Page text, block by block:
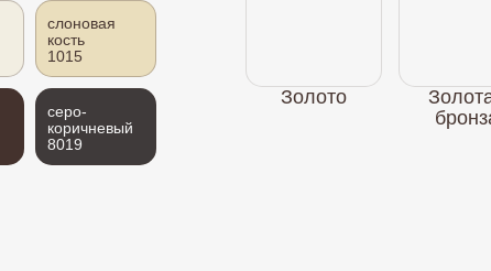
серо-
коричневый
8019
слоновая
кость
1015
Золото